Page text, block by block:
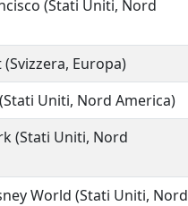
(Stati Uniti, Nord
Europa)
Uniti, Nord America)
(Stati Uniti, Nord
World (Stati Uniti, Nord